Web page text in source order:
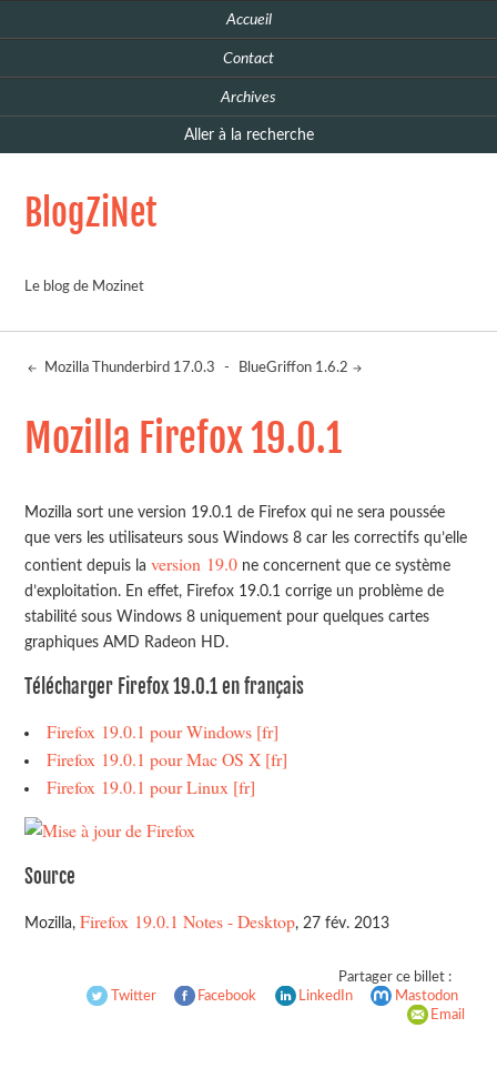
Accueil
Contact
Archives
Aller à la recherche
BlogZiNet
Le blog de Mozinet
Mozilla Thunderbird 17.0.3 - BlueGriffon 1.6.2
Mozilla Firefox 19.0.1
Mozilla sort une version 19.0.1 de Firefox qui ne sera poussée
que vers les utilisateurs sous Windows 8 car les correctifs qu’elle
contient depuis laversion 19.0 ne concernent que ce système
d’exploitation. En effet, Firefox 19.0.1 corrige un problème de
stabilité sous Windows 8 uniquement pour quelques cartes
graphiques AMD Radeon HD.
Télécharger Firefox 19.0.1 en français
Firefox 19.0.1 pour Windows [fr]
Firefox 19.0.1 pour Mac OS X [fr]
Firefox 19.0.1 pour Linux [fr]
Source
Mozilla,Firefox 19.0.1 Notes - Desktop, 27 fév. 2013
Partager ce billet :
Twitter
Facebook LinkedIn
Mastodon
Email